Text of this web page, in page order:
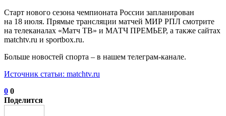
Старт нового сезона чемпионата России запланирован
на 18 июля. Прямые трансляции матчей МИР РПЛ смотрите
на телеканалах «Матч ТВ» и МАТЧ ПРЕМЬЕР, а также сайтах
matchtv.ru и sportbox.ru.
Больше новостей спорта – в нашем телеграм-канале.
Источник статьи: matchtv.ru
0 0
Поделится